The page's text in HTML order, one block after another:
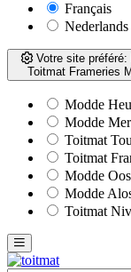
Français
Nederlands
Votre site préféré:
Toitmat Frameries
Modde
Modde
Toitmat
Toitmat
Modde
Modde
Toitmat